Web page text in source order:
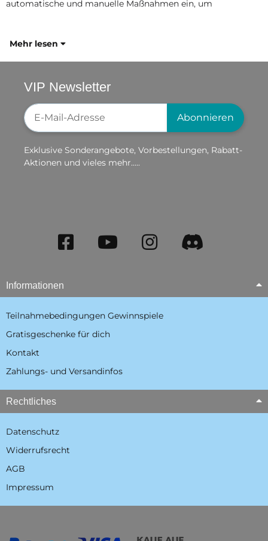
automatische und manuelle Maßnahmen ein, um
Mehr lesen
VIP Newsletter
Newsletter-Registrierung
Abonnieren
Exklusive Sonderangebote, Vorbestellungen, Rabatt-
Aktionen und vieles mehr.....
Informationen
Teilnahmebedingungen Gewinnspiele
Gratisgeschenke für dich
Kontakt
Zahlungs- und Versandinfos
Rechtliches
Datenschutz
Widerrufsrecht
AGB
Impressum